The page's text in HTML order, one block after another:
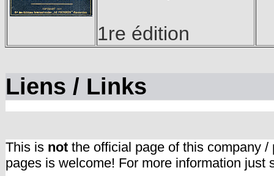
1re édition
Liens / Links
This is not the official page of this company
pages is welcome! For more information just